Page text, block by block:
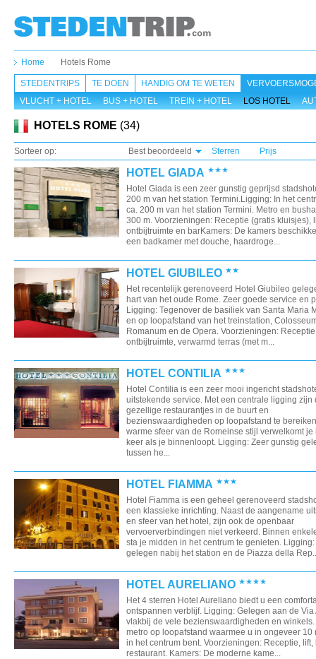
Home Hotels Rome
STEDENTRIPS TE DOEN HANDIG OM TE WETEN
VLUCHT + HOTEL
BUS + HOTEL TREIN + HOTEL LOS HOTEL
HOTELS ROME (34)
Sorteer op: Best beoordeeld Sterren Prijs
HOTEL GIADA
Hotel Giada is een zeer gunstig geprijsd
200 m van het station Termini.Ligging: In het
ca. 200 m van het station Termini. Metro en
300 m. Voorzieningen: Receptie (gratis kluisjes),
ontbijtruimte en barKamers: De kamers
een badkamer met douche, haardroge...
HOTEL GIUBILEO
Het recentelijk gerenoveerd Hotel Giubileo
hart van het oude Rome. Zeer goede service en
Ligging: Tegenover de basiliek van Santa Maria
en op loopafstand van het treinstation,
Romanum en de Opera. Voorzieningen:
ontbijtruimte, verwarmd terras (met m...
HOTEL CONTILIA
Hotel Contilia is een zeer mooi ingericht
uitstekende service. Met een centrale ligging zijn
gezellige restaurantjes in de buurt en
bezienswaardigheden op loopafstand te
warme sfeer van de Romeinse stijl verwelkomt je
keer als je binnenloopt. Ligging: Zeer gunstig
tussen he...
HOTEL FIAMMA
Hotel Fiamma is een geheel gerenoveerd
een klassieke inrichting. Naast de aangename
en sfeer van het hotel, zijn ook de openbaar
vervoerverbindingen niet verkeerd. Binnen
sta je midden in het centrum te genieten.
gelegen nabij het station en de Piazza della
HOTEL AURELIANO
Het 4 sterren Hotel Aureliano biedt u een
ontspannen verblijf. Ligging: Gelegen aan de Via
vlakbij de vele bezienswaardigheden en winkels.
metro op loopafstand waarmee u in ongeveer 10
in het centrum bent. Voorzieningen: Receptie, lift,
restaurant. Kamers: De moderne kame...